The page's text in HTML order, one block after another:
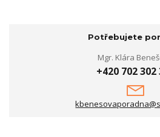
Potřebujete
Mgr. Klára
+420 702 302